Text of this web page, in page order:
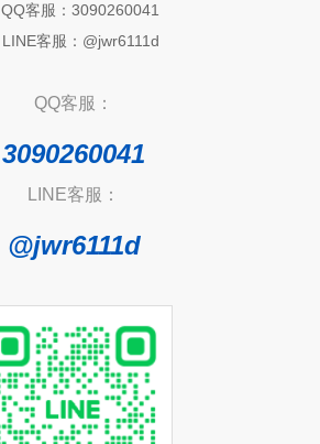
QQ客服：3090260041
LINE客服：@jwr6111d
QQ客服：
3090260041
LINE客服：
@jwr6111d